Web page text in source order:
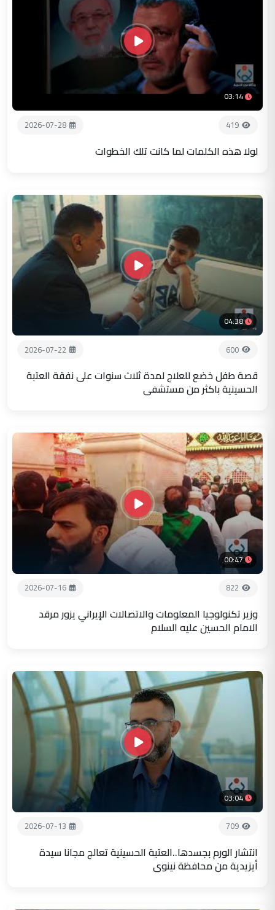
03:14
419
2026-07-28
لولا هذه الكلمات لما كانت تلك الخطوات
04:38
600
2026-07-22
قصة طفل خضع للعلاج لمدة ثلاث سنوات على نفقة العتبة
الحسينية باكثر من مستشفى
00:47
822
2026-07-16
وزير تكنولوجيا المعلومات والاتصالات الإيراني يزور مرقد
الامام الحسين عليه السلام
03:04
709
2026-07-13
انتشار الورم بجسدها..العتبة الحسينية تعالج مجانا سيدة
أيزيدية من محافظة نينوى